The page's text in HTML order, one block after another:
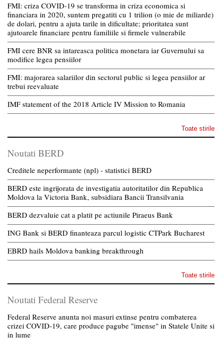
FMI: criza COVID-19 se transforma in criza economica si
financiara in 2020, suntem pregatiti cu 1 trilion (o mie de miliarde)
de dolari, pentru a ajuta tarile in dificultate; prioritatea sunt
ajutoarele financiare pentru familiile si firmele vulnerabile
FMI cere BNR sa intareasca politica monetara iar Guvernului sa
modifice legea pensiilor
FMI: majorarea salariilor din sectorul public si legea pensiilor ar
trebui reevaluate
IMF statement of the 2018 Article IV Mission to Romania
Toate stirile
Noutati BERD
Creditele neperformante (npl) - statistici BERD
BERD este ingrijorata de investigatia autoritatilor din Republica
Moldova la Victoria Bank, subsidiara Bancii Transilvania
BERD dezvaluie cat a platit pe actiunile Piraeus Bank
ING Bank si BERD finanteaza parcul logistic CTPark Bucharest
EBRD hails Moldova banking breakthrough
Toate stirile
Noutati Federal Reserve
Federal Reserve anunta noi masuri extinse pentru combaterea
crizei COVID-19, care produce pagube "imense" in Statele Unite si
in lume